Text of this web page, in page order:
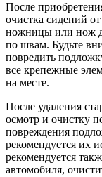
После
очистка сидений
ножницы или нож
по швам. Будьте
повредить
все крепежные
на месте.
После удаления
осмотр и очистку
повреждения
рекомендуется их
рекомендуется
автомобиля,